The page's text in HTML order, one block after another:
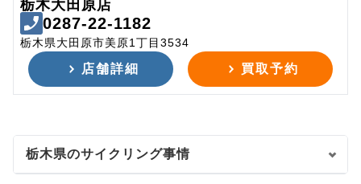
栃木大田原店
0287-22-1182
栃木県大田原市美原1丁目3534
店舗詳細 買取予約
栃木県のサイクリング事情